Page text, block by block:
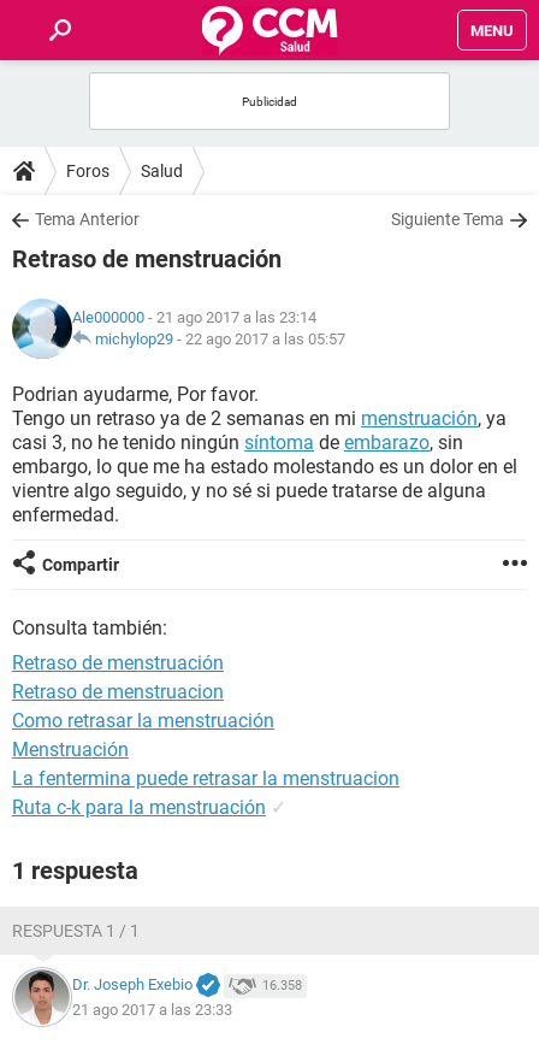
MENU
FOROS
SALUD
NUTRICIÓN
BIENESTAR
SEXUALIDAD
GLOSARIO
Foros Salud
Tema Anterior Siguiente Tema
Retraso de menstruación
Ale000000 - 21 ago 2017 a las 23:14
michylop29 - 22 ago 2017 a las 05:57
Podrian ayudarme, Por favor.
Tengo un retraso ya de 2 semanas en mi menstruación, ya
casi 3, no he tenido ningún síntoma de embarazo, sin
embargo, lo que me ha estado molestando es un dolor en el
vientre algo seguido, y no sé si puede tratarse de alguna
enfermedad.
Compartir
Consulta también:
Retraso de menstruación
Retraso de menstruacion
Como retrasar la menstruación
Menstruación
La fentermina puede retrasar la menstruacion
Ruta c-k para la menstruación ✓
1 respuesta
RESPUESTA 1 / 1
Dr. Joseph Exebio 16.358
21 ago 2017 a las 23:33